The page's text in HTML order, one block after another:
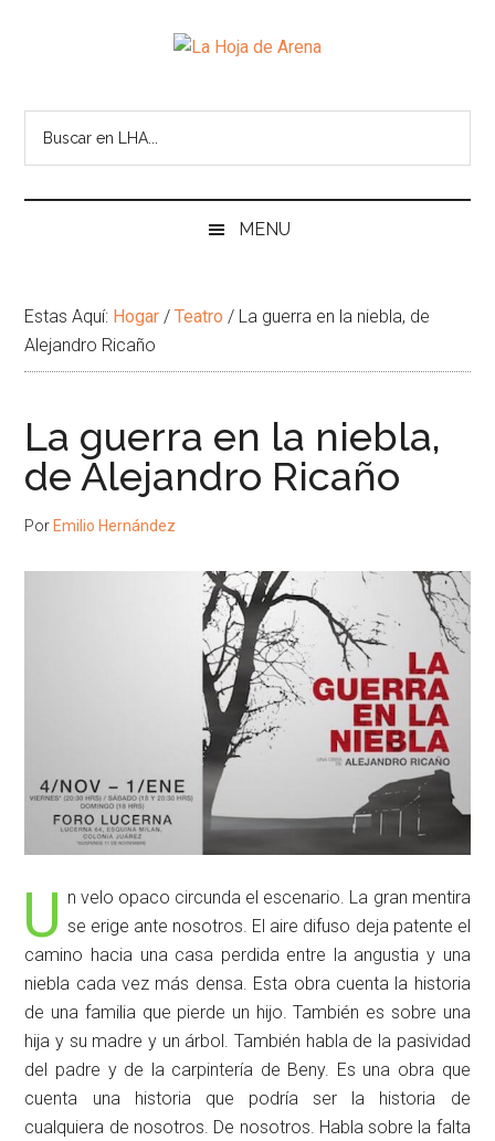
Lateral
paginaHoja
de
de
temas
MENU
Estas Aquí: Hogar / Teatro / La guerra en la niebla, de
Alejandro Ricaño
La guerra en la niebla,
de Alejandro Ricaño
Por Emilio Hernández
U n velo opaco circunda el escenario. La gran mentira
se erige ante nosotros. El aire difuso deja patente el
camino hacia una casa perdida entre la angustia y una
niebla cada vez más densa. Esta obra cuenta la historia
de una familia que pierde un hijo. También es sobre una
hija y su madre y un árbol. También habla de la pasividad
del padre y de la carpintería de Beny. Es una obra que
cuenta una historia que podría ser la historia de
cualquiera de nosotros. De nosotros. Habla sobre la falta